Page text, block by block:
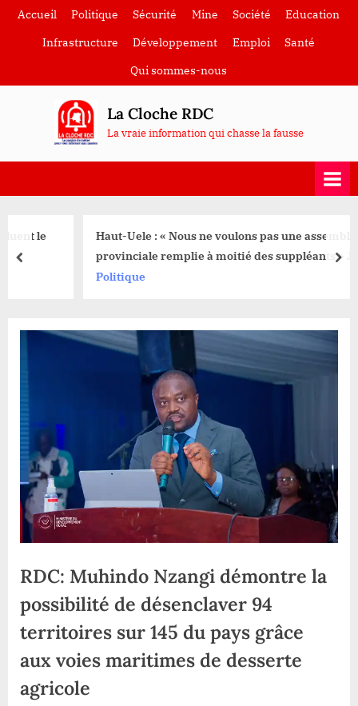
SkipAccueil Politique Sécurité Mine Société
Education
Infrastructure
Développement Emploi
Santé
Qui sommes-nous
La Cloche RDC
La vraie information qui chasse la fausse
Haut-Uele : « Nous ne voulons pas une assemblée
provinciale remplie à moitié des suppléants » Joseph
prev
RDC: Muhindo Nzangi démontre la
possibilité de désenclaver 94
territoires sur 145 du pays grâce
aux voies maritimes de desserte
agricole